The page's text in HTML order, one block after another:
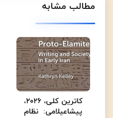
مطالب مشابه
کاترین کلی، ۲۰۲۶،
پیشاعیلامی: نظام